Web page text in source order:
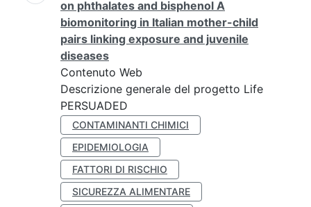
on phthalates and bisphenol A
biomonitoring in Italian mother-child
pairs linking exposure and juvenile
diseases
Contenuto Web
Descrizione generale del progetto Life
PERSUADED
CONTAMINANTI CHIMICI
EPIDEMIOLOGIA
FATTORI DI RISCHIO
SICUREZZA ALIMENTARE